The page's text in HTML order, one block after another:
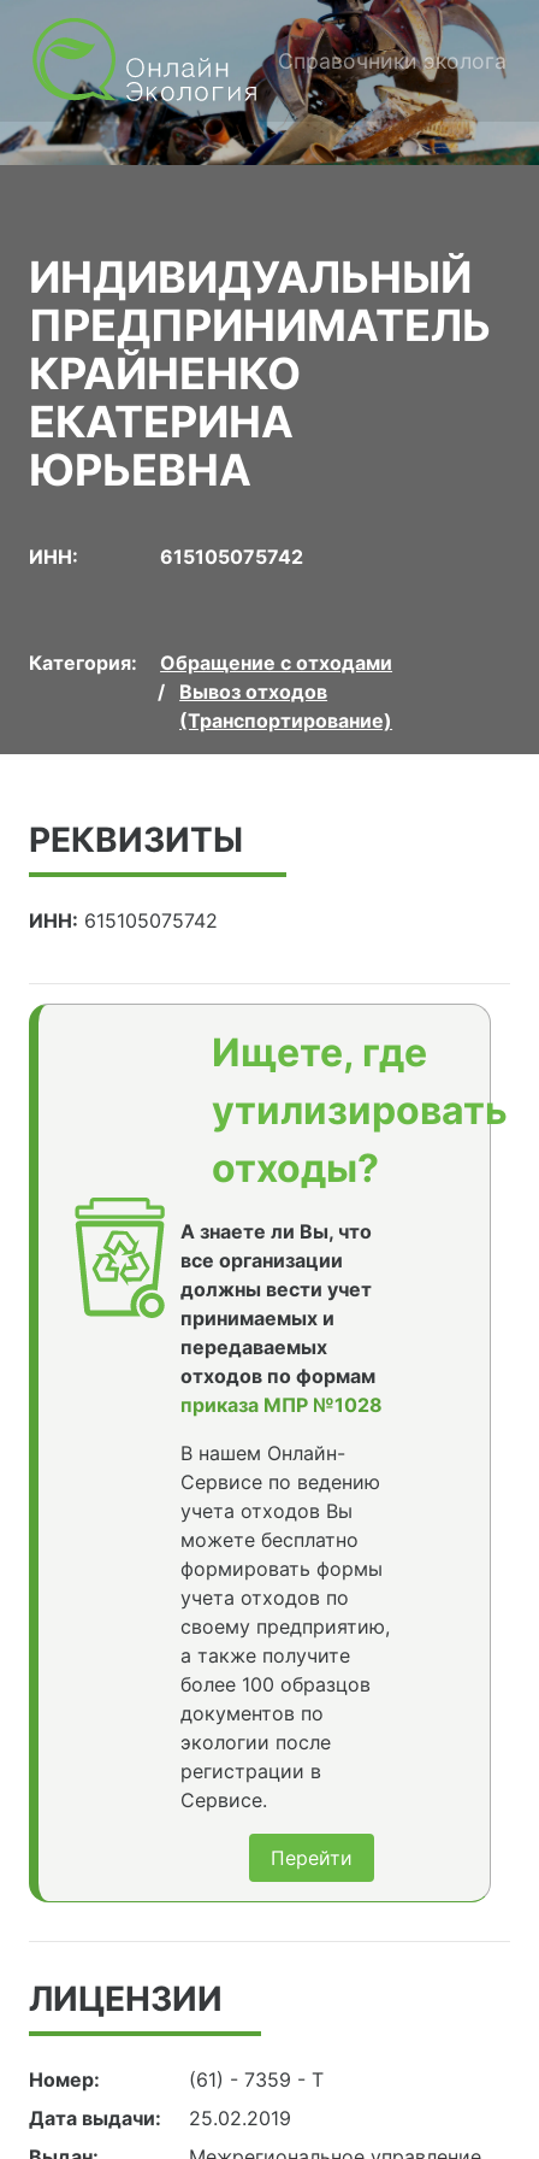
Справочники эколога
ИНДИВИДУАЛЬНЫЙ
ПРЕДПРИНИМАТЕЛЬ
КРАЙНЕНКО
ЕКАТЕРИНА
ЮРЬЕВНА
ИНН: 615105075742
Категория:
Обращение с отходами
Вывоз отходов
(Транспортирование)
РЕКВИЗИТЫ
ИНН: 615105075742
Ищете, где
утилизировать
отходы?
А знаете ли Вы, что
все организации
должны вести учет
принимаемых и
передаваемых
отходов по формам
приказа МПР №1028
В нашем Онлайн-
Сервисе по ведению
учета отходов Вы
можете бесплатно
формировать формы
учета отходов по
своему предприятию,
а также получите
более 100 образцов
документов по
экологии после
регистрации в
Сервисе.
Перейти
ЛИЦЕНЗИИ
Номер:
(61) - 7359 - Т
Дата выдачи:
25.02.2019